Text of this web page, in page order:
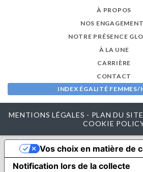
À PROPOS
NOS
NOTRE PRÉSENCE
À LA UNE
CARRIÈRE
CONTACT
INDEX ÉGALITÉ FEMMES/
MENTIONS LÉGALES - PLAN DU SITE
COOKIE
Notification lors de la collecte
Vos choix en matière de